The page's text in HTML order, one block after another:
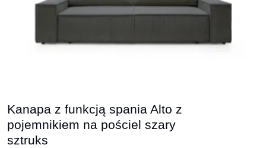
Kanapa z funkcją spania Alto z
pojemnikiem na pościel szary
sztruks